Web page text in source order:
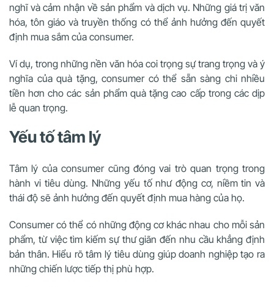
nghĩ và cảm nhận về sản phẩm và dịch vụ. Những giá trị văn
hóa, tôn giáo và truyền thống có thể ảnh hưởng đến quyết
định mua sắm của consumer.
Ví dụ, trong những nền văn hóa coi trọng sự trang trọng và ý
nghĩa của quà tặng, consumer có thể sẵn sàng chi nhiều
tiền hơn cho các sản phẩm quà tặng cao cấp trong các dịp
lễ quan trọng.
Yếu tố tâm lý
Tâm lý của consumer cũng đóng vai trò quan trọng trong
hành vi tiêu dùng. Những yếu tố như động cơ, niềm tin và
thái độ sẽ ảnh hưởng đến quyết định mua hàng của họ.
Consumer có thể có những động cơ khác nhau cho mỗi sản
phẩm, từ việc tìm kiếm sự thư giãn đến nhu cầu khẳng định
bản thân. Hiểu rõ tâm lý tiêu dùng giúp doanh nghiệp tạo ra
những chiến lược tiếp thị phù hợp.